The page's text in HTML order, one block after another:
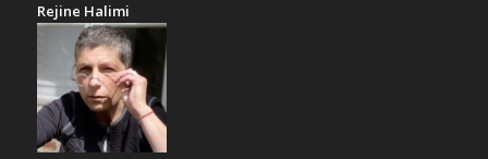
Rejine Halimi